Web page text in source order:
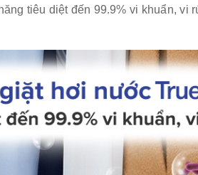
tiêu diệt đến 99.9% vi khuẩn, vi